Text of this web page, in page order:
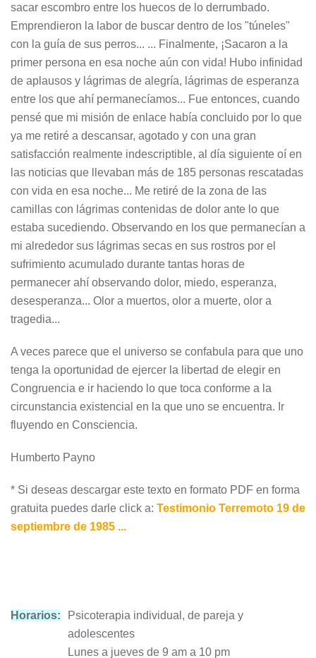
sacar escombro entre los huecos de lo derrumbado.
Emprendieron la labor de buscar dentro de los "túneles"
con la guía de sus perros... ... Finalmente, ¡Sacaron a la
primer persona en esa noche aún con vida! Hubo infinidad
de aplausos y lágrimas de alegría, lágrimas de esperanza
entre los que ahí permanecíamos... Fue entonces, cuando
pensé que mi misión de enlace había concluido por lo que
ya me retiré a descansar, agotado y con una gran
satisfacción realmente indescriptible, al día siguiente oí en
las noticias que llevaban más de 185 personas rescatadas
con vida en esa noche... Me retiré de la zona de las
camillas con lágrimas contenidas de dolor ante lo que
estaba sucediendo. Observando en los que permanecían a
mi alrededor sus lágrimas secas en sus rostros por el
sufrimiento acumulado durante tantas horas de
permanecer ahí observando dolor, miedo, esperanza,
desesperanza... Olor a muertos, olor a muerte, olor a
tragedia...
A veces parece que el universo se confabula para que uno
tenga la oportunidad de ejercer la libertad de elegir en
Congruencia e ir haciendo lo que toca conforme a la
circunstancia existencial en la que uno se encuentra. Ir
fluyendo en Consciencia.
Humberto Payno
* Si deseas descargar este texto en formato PDF en forma
gratuita puedes darle click a: Testimonio Terremoto 19 de
septiembre de 1985 ...
Horarios:
Psicoterapia individual, de pareja y
adolescentes
Lunes a jueves de 9 am a 10 pm